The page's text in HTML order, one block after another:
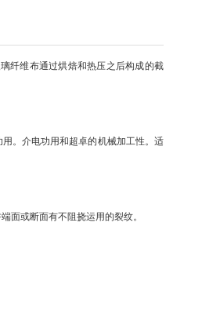
纤维布通过烘焙和热压之后构成的截
。介电功用和超卓的机械加工性。适
或断面有不阻挠运用的裂纹。